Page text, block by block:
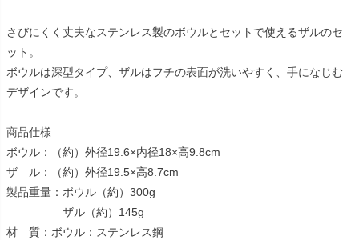
さびにくく丈夫なステンレス製のボウルとセットで使えるザルのセ
ット。
ボウルは深型タイプ、ザルはフチの表面が洗いやすく、手になじむ
デザインです。
商品仕様
ボウル：（約）外径19.6×内径18×高9.8cm
ザ ル：（約）外径19.5×高8.7cm
製品重量：ボウル（約）300g
ザル（約）145g
材 質：ボウル：ステンレス鋼